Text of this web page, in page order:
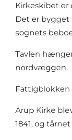
Kirkeskibet er
Det er bygget
sognets
Tavlen
nordvæggen.
Fattigblokken
Arup Kirke
1841, og